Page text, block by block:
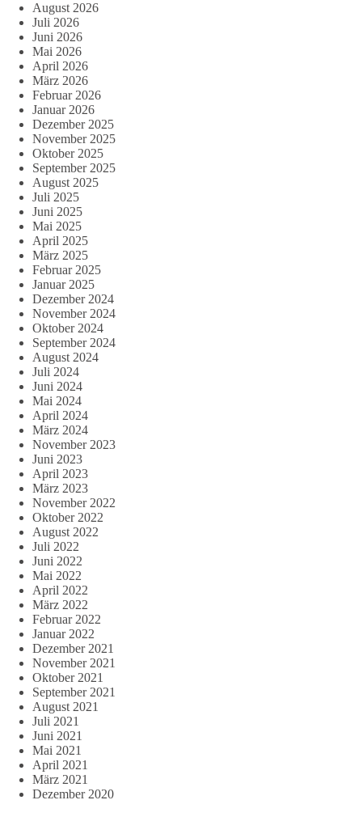
August 2026
Juli 2026
Juni 2026
Mai 2026
April 2026
März 2026
Februar 2026
Januar 2026
Dezember 2025
November 2025
Oktober 2025
September 2025
August 2025
Juli 2025
Juni 2025
Mai 2025
April 2025
März 2025
Februar 2025
Januar 2025
Dezember 2024
November 2024
Oktober 2024
September 2024
August 2024
Juli 2024
Juni 2024
Mai 2024
April 2024
März 2024
November 2023
Juni 2023
April 2023
März 2023
November 2022
Oktober 2022
August 2022
Juli 2022
Juni 2022
Mai 2022
April 2022
März 2022
Februar 2022
Januar 2022
Dezember 2021
November 2021
Oktober 2021
September 2021
August 2021
Juli 2021
Juni 2021
Mai 2021
April 2021
März 2021
Dezember 2020